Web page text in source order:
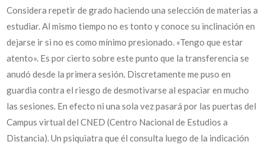
Considera repetir de grado haciendo una selección de materias a
estudiar. Al mismo tiempo no es tonto y conoce su inclinación en
dejarse ir si no es como mínimo presionado. «Tengo que estar
atento». Es por cierto sobre este punto que la transferencia se
anudó desde la primera sesión. Discretamente me puso en
guardia contra el riesgo de desmotivarse al espaciar en mucho
las sesiones. En efecto ni una sola vez pasará por las puertas del
Campus virtual del CNED (Centro Nacional de Estudios a
Distancia). Un psiquiatra que él consulta luego de la indicación